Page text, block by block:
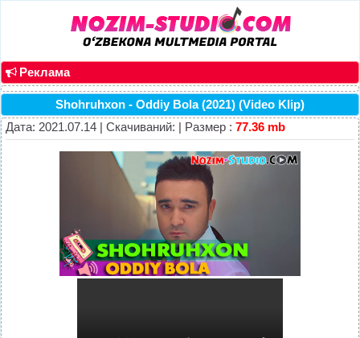
Реклама
Shohruhxon - Oddiy Bola (2021) (Video Klip)
Дата: 2021.07.14 | Скачиваний: | Размер : 77.36 mb